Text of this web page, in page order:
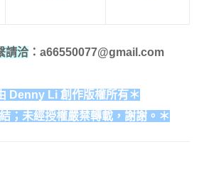
請洽：a66550077@gmail.com
Denny Li 創作版權所有＊
；未經授權嚴禁轉載，謝謝。＊